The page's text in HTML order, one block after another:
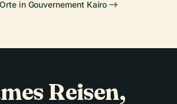
in Gouvernement Kairo
Reisen,